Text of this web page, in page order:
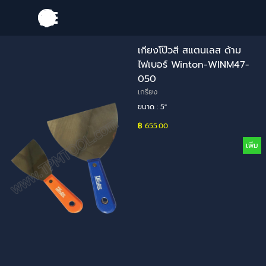
Skip menu
เกียงโป๊วสี สแตนเลส ด้าม
ไฟเบอร์ Winton-WINM47-
050
เกรียง
ขนาด : 5"
฿ 655.00
เพิ่ม